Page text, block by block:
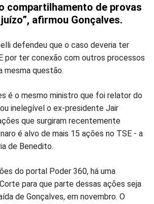
compartilhamento de provas
afirmou Gonçalves.
defendeu que o caso deveria ter
por ter conexão com outros processos
mesma questão.
é o mesmo ministro que foi relator do
inelegível o ex-presidente Jair
que surgiram recentemente
é alvo de mais 15 ações no TSE - a
de Benedito.
do portal Poder 360, há uma
para que parte dessas ações seja
de Gonçalves, em novembro. O